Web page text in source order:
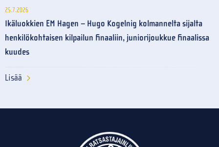
25.7.2026
Ikäluokkien EM Hagen – Hugo Kogelnig kolmannelta sijalta
henkilökohtaisen kilpailun finaaliin, juniorijoukkue finaalissa
kuudes
Lisää